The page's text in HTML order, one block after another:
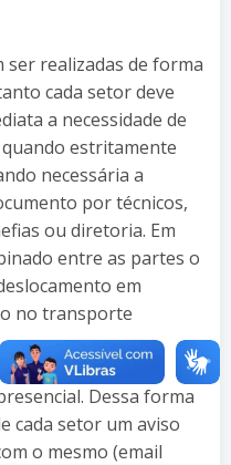
ser realizadas de forma
cada setor deve
a necessidade de
estritamente
necessária a
por técnicos,
ou diretoria. Em
entre as partes o
em
no transporte
Dessa forma
cada setor um aviso
o mesmo (email